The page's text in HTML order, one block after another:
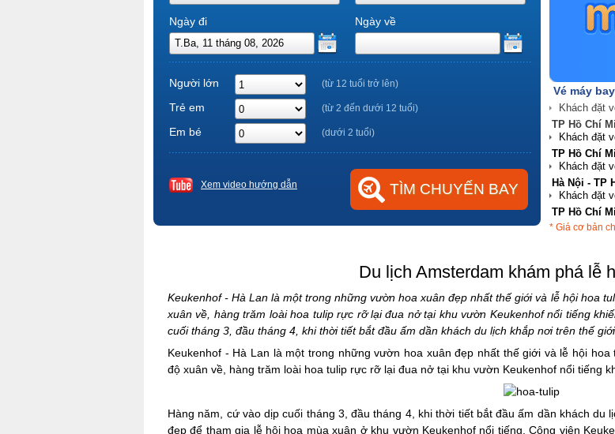
Ngày đi Ngày về
Người lớn (từ 12 tuổi trở lên)
Trẻ em (từ 2 đến dưới 12 tuổi)
Em bé (dưới 2 tuổi)
Xem video hướng dẫn
Vé máy
TP Hồ Chí
TP Hồ Chí
Hà Nội - TP
TP Hồ Chí
* Giá cơ bản
Du lịch Amsterdam khám phá lễ
Keukenhof - Hà Lan là một trong những vườn hoa xuân đẹp nhất thế giới và lễ hội hoa
xuân về, hàng trăm loài hoa tulip rực rỡ lại đua nở tại khu vườn Keukenhof nổi tiếng
cuối tháng 3, đầu tháng 4, khi thời tiết bắt đầu ấm dần khách du lịch khắp nơi trên thế
Keukenhof - Hà Lan là một trong những vườn hoa xuân đẹp nhất thế giới và lễ hội
độ xuân về, hàng trăm loài hoa tulip rực rỡ lại đua nở tại khu vườn Keukenhof nổi tiếng
Hàng năm, cứ vào dịp cuối tháng 3, đầu tháng 4, khi thời tiết bắt đầu ấm dần khách
đẹp để tham gia lễ hội hoa mùa xuân ở khu vườn Keukenhof nổi tiếng. Công viên